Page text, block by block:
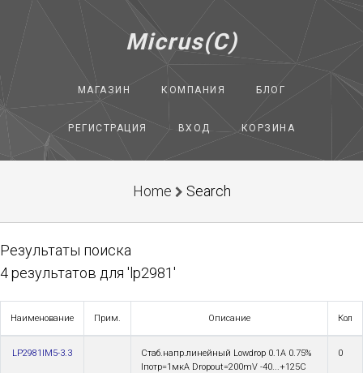
Micrus(C)
МАГАЗИН КОМПАНИЯ БЛОГ
РЕГИСТРАЦИЯ ВХОД КОРЗИНА
Home Search
Результаты поиска
4 результатов для 'lp2981'
Наименование Прим. Описание Кол
LP2981IM5-3.3
Стаб.напр.линейный Lowdrop 0.1A 0.75%
Iпотр=1мкA Dropout=200mV -40...+125C
0